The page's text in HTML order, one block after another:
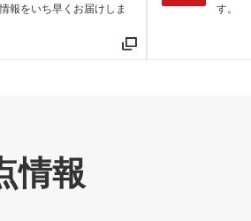
報をいち早くお届けしま
す。